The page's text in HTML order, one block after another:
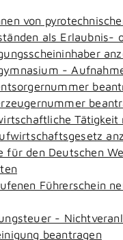
von
als Erlaubnis-
-
Tätigkeit
für den Deutschen
Führerschein
-
beantragen